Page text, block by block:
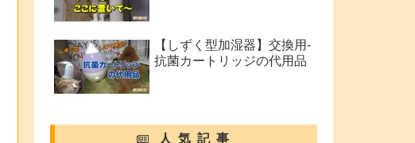
【しずく型加湿器】交換用-
抗菌カートリッジの代用品
人気記事